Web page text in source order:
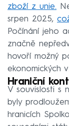
zboží z unie.
srpen 2025,
Počínání jeho
značně
hovoří možný
ekonomických
Hraniční
V souvislosti s
byly
hranicích